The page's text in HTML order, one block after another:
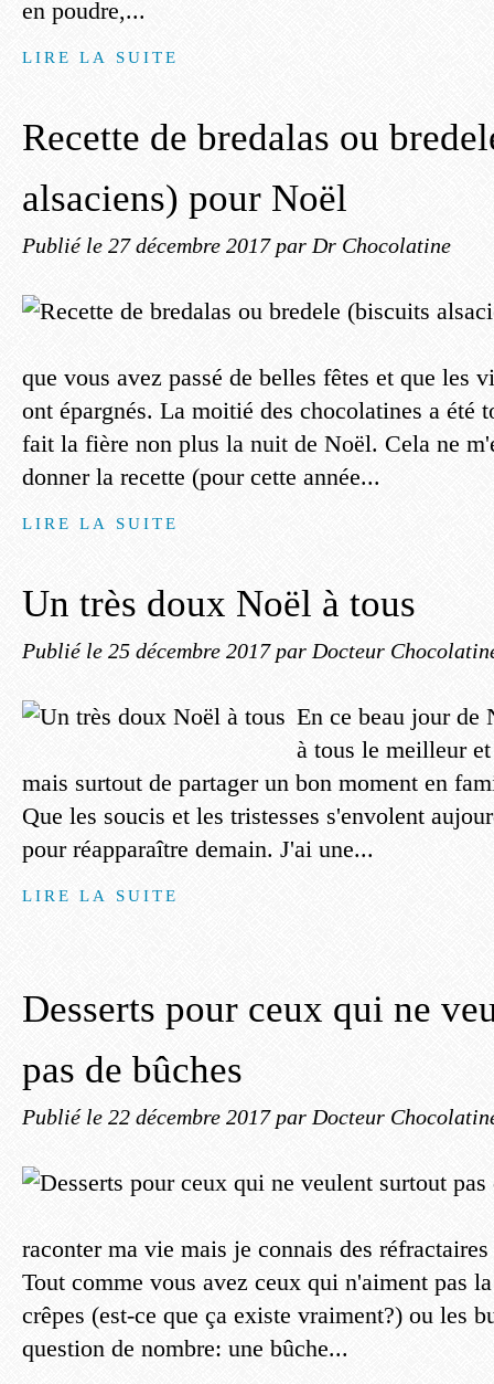
en poudre,...
LIRE LA SUITE
Recette de bredalas ou
alsaciens) pour Noël
Publié le 27 décembre 2017 par Dr Chocolatine
que vous avez passé de belles fêtes et que les
ont épargnés. La moitié des chocolatines a été
fait la fière non plus la nuit de Noël. Cela ne
donner la recette (pour cette année...
LIRE LA SUITE
Un très doux Noël à tous
Publié le 25 décembre 2017 par Docteur
En ce beau jour de
à tous le meilleur
mais surtout de partager un bon moment en
Que les soucis et les tristesses s'envolent
pour réapparaître demain. J'ai une...
LIRE LA SUITE
Desserts pour ceux qui ne
pas de bûches
Publié le 22 décembre 2017 par Docteur
raconter ma vie mais je connais des
Tout comme vous avez ceux qui n'aiment pas
crêpes (est-ce que ça existe vraiment?) ou les
question de nombre: une bûche...